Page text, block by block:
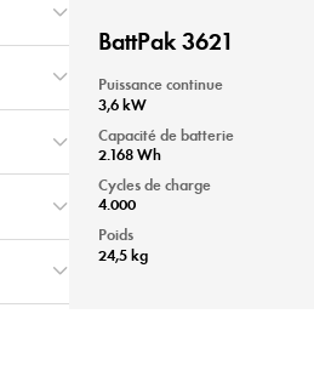
BattPak 3621
Puissance continue
3,6 kW
Capacité de batterie
2.168 Wh
Cycles de charge
4.000
Poids
24,5 kg